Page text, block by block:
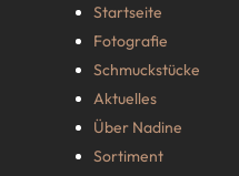
Startseite
Fotografie
Schmuckstücke
Aktuelles
Über Nadine
Sortiment